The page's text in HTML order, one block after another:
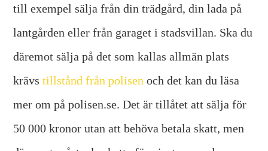
till exempel sälja från din trädgård, din lada på
lantgården eller från garaget i stadsvillan. Ska du
däremot sälja på det som kallas allmän plats
krävstillstånd från polisen och det kan du läsa
mer om på polisen.se. Det är tillåtet att sälja för
50 000 kronor utan att behöva betala skatt, men